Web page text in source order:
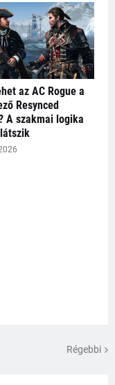
az AC Rogue a
Resynced
A szakmai logika
Régebbi